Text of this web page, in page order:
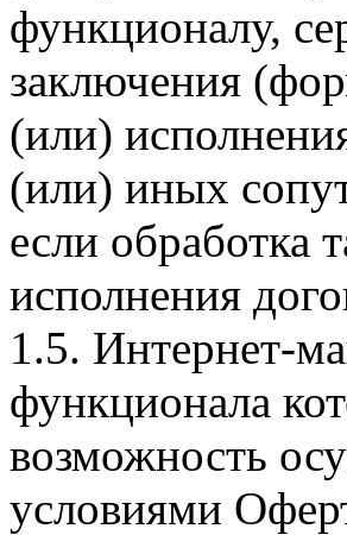
функционалу,
заключения
(или)
(или) иных
если обработка
исполнения
1.5. Интернет-
функционала
возможность
условиями